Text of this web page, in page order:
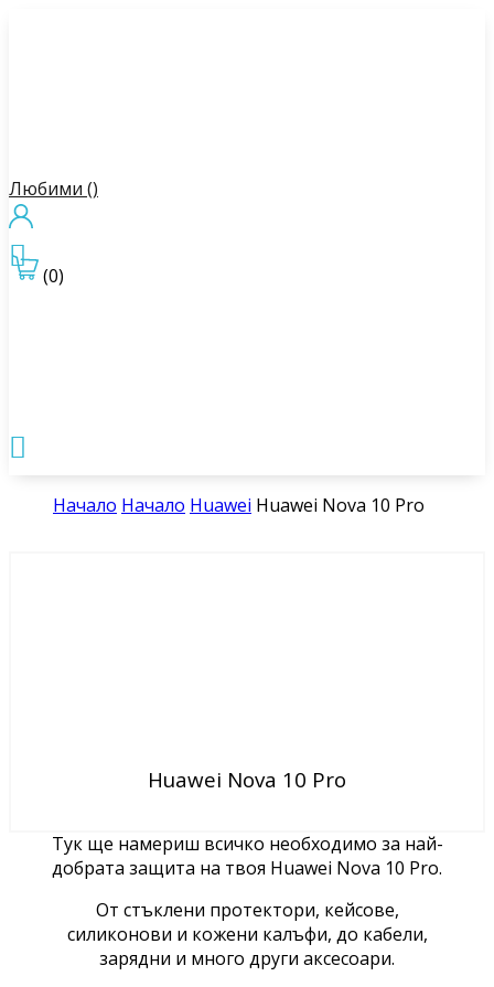
Любими ()
(0)


Начало Начало Huawei Huawei Nova 10 Pro
Huawei Nova 10 Pro
Тук ще намериш всичко необходимо за най-
добрата защита на твоя Huawei Nova 10 Pro.
От стъклени протектори, кейсове,
силиконови и кожени калъфи, до кабели,
зарядни и много други аксесоари.